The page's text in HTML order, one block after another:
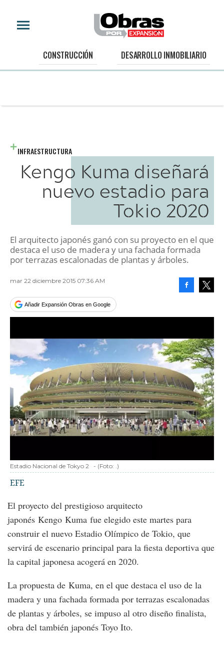
CONSTRUCCIÓN DESARROLLO INMOBILIARIO
INFRAESTRUCTURA
Kengo Kuma diseñará
nuevo estadio para
Tokio 2020
El arquitecto japonés ganó con su proyecto en el que
destaca el uso de madera y una fachada formada
por terrazas escalonadas de plantas y árboles.
mar 22 diciembre 2015 07:36 AM
Añadir Expansión Obras en Google
Estadio Nacional de Tokyo 2 - (Foto: .)
EFE
El proyecto del prestigioso arquitecto
japonés Kengo Kuma fue elegido este martes para
construir el nuevo Estadio Olímpico de Tokio, que
servirá de escenario principal para la fiesta deportiva que
la capital japonesa acogerá en 2020.
La propuesta de Kuma, en el que destaca el uso de la
madera y una fachada formada por terrazas escalonadas
de plantas y árboles, se impuso al otro diseño finalista,
obra del también japonés Toyo Ito.